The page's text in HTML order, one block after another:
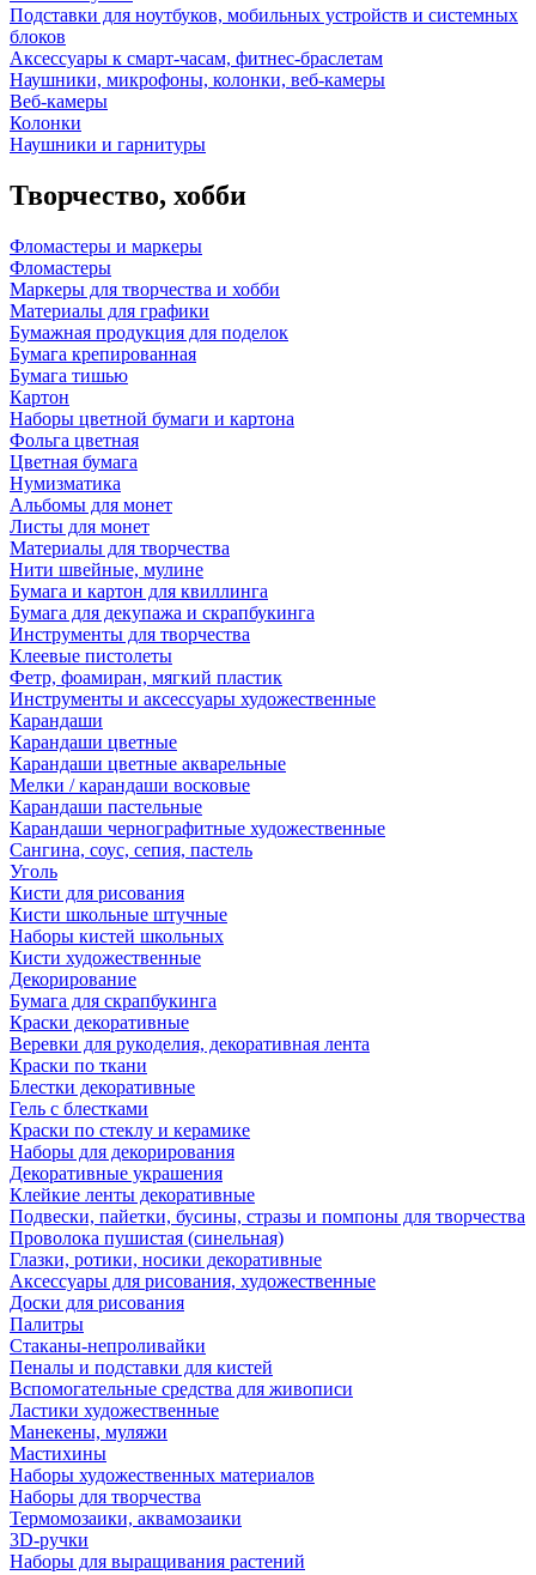
Подставки для ноутбуков, мобильных устройств и системных
блоков
Аксессуары к смарт-часам, фитнес-браслетам
Наушники, микрофоны, колонки, веб-камеры
Веб-камеры
Колонки
Наушники и гарнитуры
Творчество, хобби
Фломастеры и маркеры
Фломастеры
Маркеры для творчества и хобби
Материалы для графики
Бумажная продукция для поделок
Бумага крепированная
Бумага тишью
Картон
Наборы цветной бумаги и картона
Фольга цветная
Цветная бумага
Нумизматика
Альбомы для монет
Листы для монет
Материалы для творчества
Нити швейные, мулине
Бумага и картон для квиллинга
Бумага для декупажа и скрапбукинга
Инструменты для творчества
Клеевые пистолеты
Фетр, фоамиран, мягкий пластик
Инструменты и аксессуары художественные
Карандаши
Карандаши цветные
Карандаши цветные акварельные
Мелки / карандаши восковые
Карандаши пастельные
Карандаши чернографитные художественные
Сангина, соус, сепия, пастель
Уголь
Кисти для рисования
Кисти школьные штучные
Наборы кистей школьных
Кисти художественные
Декорирование
Бумага для скрапбукинга
Краски декоративные
Веревки для рукоделия, декоративная лента
Краски по ткани
Блестки декоративные
Гель с блестками
Краски по стеклу и керамике
Наборы для декорирования
Декоративные украшения
Клейкие ленты декоративные
Подвески, пайетки, бусины, стразы и помпоны для творчества
Проволока пушистая (синельная)
Глазки, ротики, носики декоративные
Аксессуары для рисования, художественные
Доски для рисования
Палитры
Стаканы-непроливайки
Пеналы и подставки для кистей
Вспомогательные средства для живописи
Ластики художественные
Манекены, муляжи
Мастихины
Наборы художественных материалов
Наборы для творчества
Термомозаики, аквамозаики
3D-ручки
Наборы для выращивания растений